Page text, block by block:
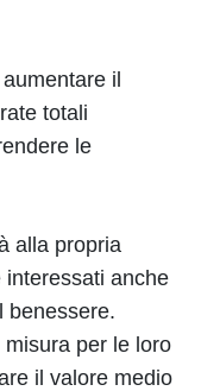
il
totali
le
alla propria
anche
benessere.
per le loro
il valore medio